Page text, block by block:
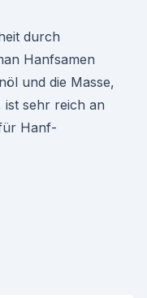
durch
Hanfsamen
und die Masse,
ist sehr reich an
Hanf-